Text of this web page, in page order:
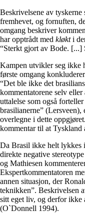
Beskrivelsene av
fremhevet, og fornuften,
omgang beskriver
har opptrådt med kløkti
“Sterkt gjort av Bode.
Kampen utvikler seg ikke
første omgang
“Det ble ikke det
kommentatorene selv
uttalelse som også
brasilianerne” (Lersveen),
overlegne i dette
kommentar til at Tyskland
Da Brasil ikke helt lykkes
direkte negative
og Mathiesen
Ekspertkommentatoren
annen situasjon, der
teknikken”. Beskrivelsen
sitt eget liv, og derfor
(O`Donnell 1994).